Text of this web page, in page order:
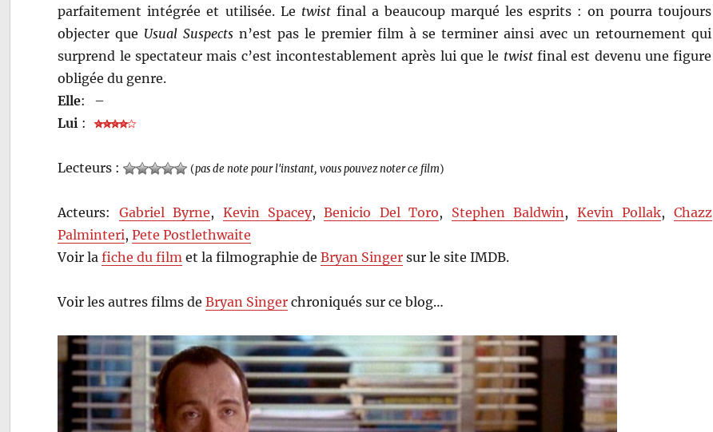
parfaitement intégrée et utilisée. Le twistfinal a beaucoup marqué les esprits : on pourra toujours
objecter que Usual Suspects n’est pas le premier film à se terminer ainsi avec un retournement qui
surprend le spectateur mais c’est incontestablement après lui que le twistfinal est devenu une figure
obligée du genre.
Elle:
–
Lui :
Lecteurs : (pas de note pour l'instant, vous pouvez noter ce film)
Acteurs: Gabriel Byrne, Kevin Spacey,Benicio Del Toro, Stephen Baldwin , Kevin Pollak, Chazz
Palminteri,Pete Postlethwaite
Voir lafiche du film et la filmographie deBryan Singer sur le site IMDB.
Voir les autres films deBryan Singer chroniqués sur ce blog…